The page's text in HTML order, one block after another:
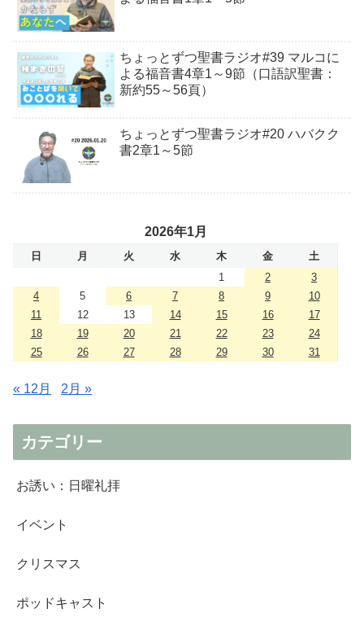
ちょっとずつ聖書ラジオ#39 マルコに
よる福音書4章1～9節（口語訳聖書：
新約55～56頁）
ちょっとずつ聖書ラジオ#20 ハバクク
書2章1～5節
2026年1月
日 月 火 水 木 金
土
1
2
3
4
5 6 7 8 9
10
11
12 13 14 15 16
17
18
19 20 21 22 23
24
25
26 27 28 29 30 31
« 12月 2月 »
カテゴリー
お誘い：日曜礼拝
イベント
クリスマス
ポッドキャスト